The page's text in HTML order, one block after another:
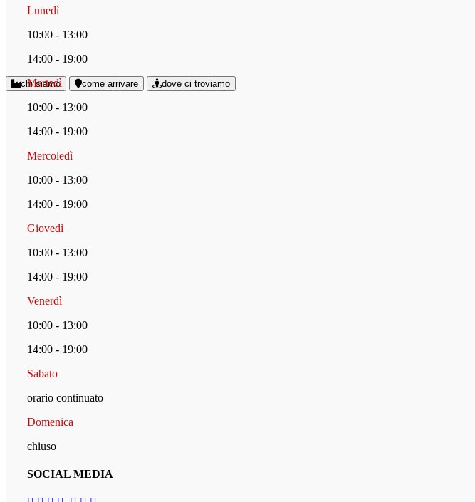
chi siamo come arrivare dove ci troviamo
Lunedì
10:00 - 13:00
14:00 - 19:00
Martedì
10:00 - 13:00
14:00 - 19:00
Mercoledì
10:00 - 13:00
14:00 - 19:00
Giovedì
10:00 - 13:00
14:00 - 19:00
Venerdì
10:00 - 13:00
14:00 - 19:00
Sabato
orario continuato
Domenica
chiuso
SOCIAL MEDIA